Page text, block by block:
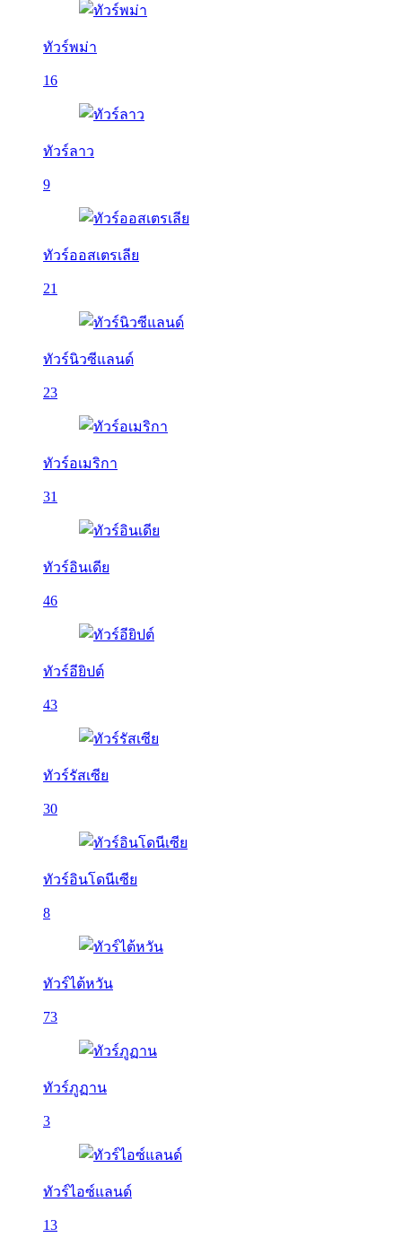
ทัวร์พม่า
16
ทัวร์ลาว
9
ทัวร์ออสเตรเลีย
21
ทัวร์นิวซีแลนด์
23
ทัวร์อเมริกา
31
ทัวร์อินเดีย
46
ทัวร์อียิปต์
43
ทัวร์รัสเซีย
30
ทัวร์อินโดนีเซีย
8
ทัวร์ไต้หวัน
73
ทัวร์ภูฏาน
3
ทัวร์ไอซ์แลนด์
13